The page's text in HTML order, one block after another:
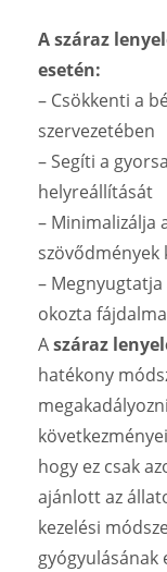
A száraz
esetén:
– Csökkenti a
szervezetében
– Segíti a
helyreállítását
– Minimalizálja
szövődmények
–
okozta
Aszáraz
hatékony
hogy ez csak
ajánlott az
kezelési
gyógyulásának